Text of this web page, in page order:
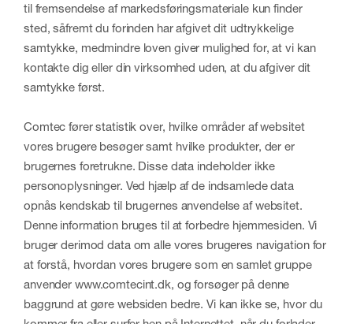
til fremsendelse af markedsføringsmateriale kun finder
sted, såfremt du forinden har afgivet dit udtrykkelige
samtykke, medmindre loven giver mulighed for, at vi kan
kontakte dig eller din virksomhed uden, at du afgiver dit
samtykke først.
Comtec fører statistik over, hvilke områder af websitet
vores brugere besøger samt hvilke produkter, der er
brugernes foretrukne. Disse data indeholder ikke
personoplysninger. Ved hjælp af de indsamlede data
opnås kendskab til brugernes anvendelse af websitet.
Denne information bruges til at forbedre hjemmesiden. Vi
bruger derimod data om alle vores brugeres navigation for
at forstå, hvordan vores brugere som en samlet gruppe
anvender www.comtecint.dk, og forsøger på denne
baggrund at gøre websiden bedre. Vi kan ikke se, hvor du